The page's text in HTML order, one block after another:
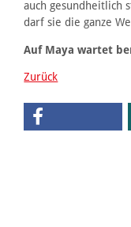
auch gesundheitlich
darf sie die ganze
Auf Maya wartet
Zurück